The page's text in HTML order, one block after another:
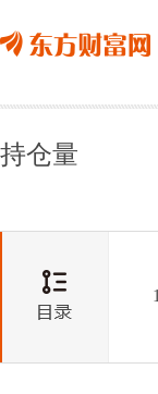
持仓量
1